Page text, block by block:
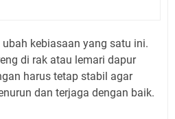
kebiasaan yang satu ini.
di rak atau lemari dapur
harus tetap stabil agar
dan terjaga dengan baik.